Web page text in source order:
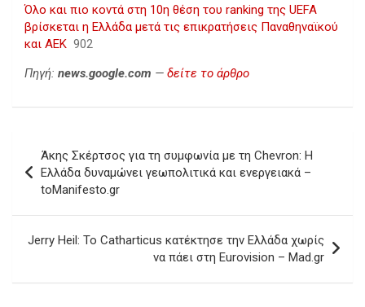
Όλο και πιο κοντά στη 10η θέση του ranking της UEFA
βρίσκεται η Ελλάδα μετά τις επικρατήσεις Παναθηναϊκού
και ΑΕΚ 902
Πηγή: news.google.com — δείτε το άρθρο
navigation
Άκης Σκέρτσος για τη συμφωνία με τη Chevron: Η
Ελλάδα δυναμώνει γεωπολιτικά και ενεργειακά –
toManifesto.gr
Jerry Heil: Το Catharticus κατέκτησε την Ελλάδα χωρίς
να πάει στη Eurovision – Mad.gr